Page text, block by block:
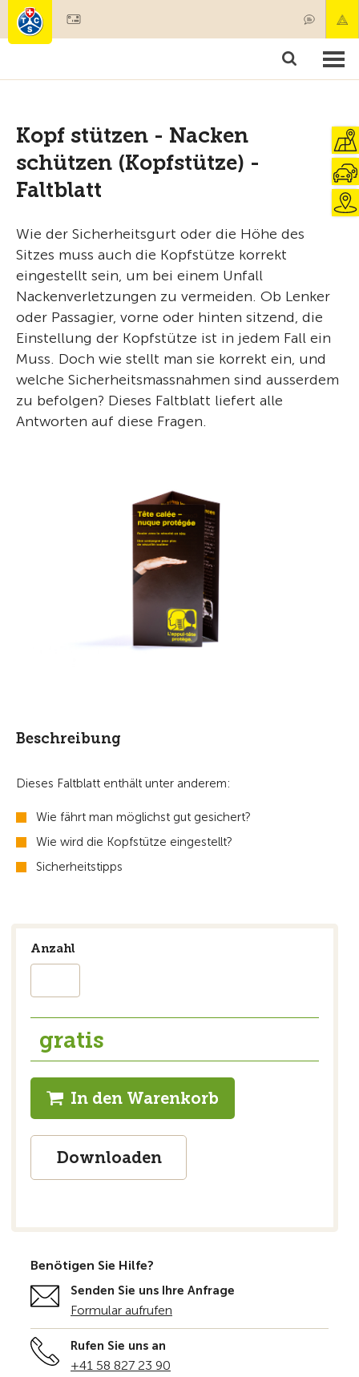
Mitgliedschaft & Leistungen
Kopf stützen - Nacken
schützen (Kopfstütze) -
Faltblatt
Wie der Sicherheitsgurt oder die Höhe des
Sitzes muss auch die Kopfstütze korrekt
eingestellt sein, um bei einem Unfall
Nackenverletzungen zu vermeiden. Ob Lenker
oder Passagier, vorne oder hinten sitzend, die
Einstellung der Kopfstütze ist in jedem Fall ein
Muss. Doch wie stellt man sie korrekt ein, und
welche Sicherheitsmassnahmen sind ausserdem
zu befolgen? Dieses Faltblatt liefert alle
Antworten auf diese Fragen.
Beschreibung
Dieses Faltblatt enthält unter anderem:
Wie fährt man möglichst gut gesichert?
Wie wird die Kopfstütze eingestellt?
Sicherheitstipps
Anzahl
gratis
In den Warenkorb
Downloaden
Benötigen Sie Hilfe?
Senden Sie uns Ihre Anfrage
Formular aufrufen
Rufen Sie uns an
+41 58 827 23 90